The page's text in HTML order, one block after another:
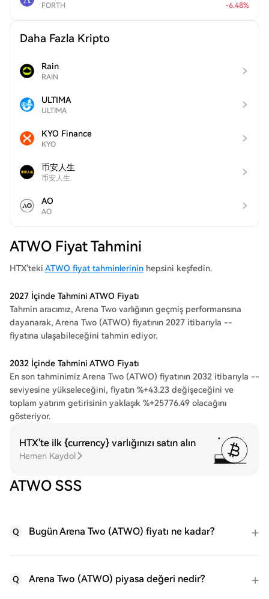
FORTH -6.48%
Daha Fazla Kripto
Rain
RAIN
ULTIMA
ULTIMA
KYO Finance
KYO
币安人生
币安人生
AO
AO
ATWO Fiyat Tahmini
HTX'teki ATWO fiyat tahminlerinin hepsini keşfedin.
2027 İçinde Tahmini ATWO Fiyatı
Tahmin aracımız, Arena Two varlığının geçmiş performansına
dayanarak, Arena Two (ATWO) fiyatının 2027 itibarıyla --
fiyatına ulaşabileceğini tahmin ediyor.
2032 İçinde Tahmini ATWO Fiyatı
En son tahminimiz Arena Two (ATWO) fiyatının 2032 itibarıyla --
seviyesine yükseleceğini, fiyatın %+43.23 değişeceğini ve
toplam yatırım getirisinin yaklaşık %+25776.49 olacağını
gösteriyor.
HTX'te ilk {currency} varlığınızı satın alın
Hemen Kaydol
ATWO SSS
Q Bugün Arena Two (ATWO) fiyatı ne kadar?
Q Arena Two (ATWO) piyasa değeri nedir?